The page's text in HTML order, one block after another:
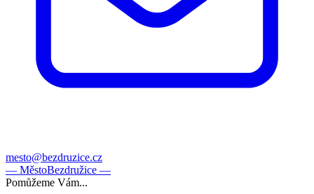
mesto@bezdruzice.cz
— MěstoBezdružice —
Pomůžeme Vám...